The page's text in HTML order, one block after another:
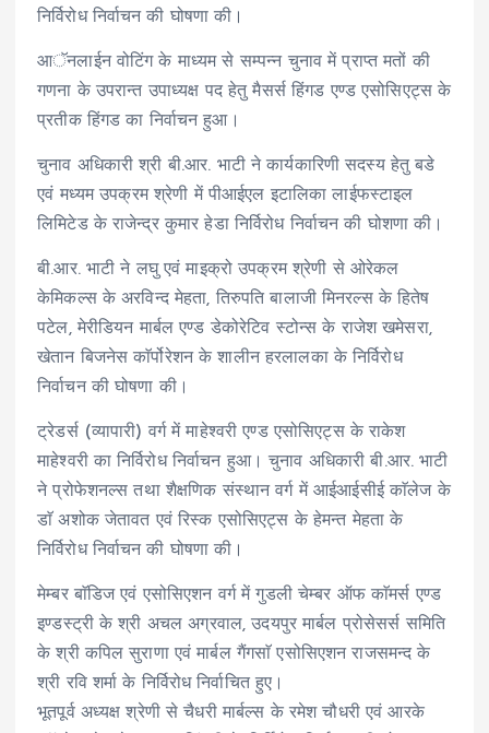
निर्विरोध निर्वाचन की घोषणा की।
आॅनलाईन वोटिंग के माध्यम से सम्पन्न चुनाव में प्राप्त मतों की
गणना के उपरान्त उपाध्यक्ष पद हेतु मैसर्स हिंगड एण्ड एसोसिएट्स के
प्रतीक हिंगड का निर्वाचन हुआ।
चुनाव अधिकारी श्री बी.आर. भाटी ने कार्यकारिणी सदस्य हेतु बडे
एवं मध्यम उपक्रम श्रेणी में पीआईएल इटालिका लाईफस्टाइल
लिमिटेड के राजेन्द्र कुमार हेडा निर्विरोध निर्वाचन की घोशणा की।
बी.आर. भाटी ने लघु एवं माइक्रो उपक्रम श्रेणी से ओरेकल
केमिकल्स के अरविन्द मेहता, तिरुपति बालाजी मिनरल्स के हितेष
पटेल, मेरीडियन मार्बल एण्ड डेकोरेटिव स्टोन्स के राजेश खमेसरा,
खेतान बिजनेस काॅर्पोरेशन के शालीन हरलालका के निर्विरोध
निर्वाचन की घोषणा की।
ट्रेडर्स (व्यापारी) वर्ग में माहेश्वरी एण्ड एसोसिएट्स के राकेश
माहेश्वरी का निर्विरोध निर्वाचन हुआ। चुनाव अधिकारी बी.आर. भाटी
ने प्रोफेशनल्स तथा शैक्षणिक संस्थान वर्ग में आईआईसीई काॅलेज के
डाॅ अशोक जेतावत एवं रिस्क एसोसिएट्स के हेमन्त मेहता के
निर्विरोध निर्वाचन की घोषणा की।
मेम्बर बाॅडिज एवं एसोसिएशन वर्ग में गुडली चेम्बर ऑफ काॅमर्स एण्ड
इण्डस्ट्री के श्री अचल अग्रवाल, उदयपुर मार्बल प्रोसेसर्स समिति
के श्री कपिल सुराणा एवं मार्बल गैंगसाॅ एसोसिएशन राजसमन्द के
श्री रवि शर्मा के निर्विरोध निर्वाचित हुए।
भूतपूर्व अध्यक्ष श्रेणी से चैधरी मार्बल्स के रमेश चौधरी एवं आरके